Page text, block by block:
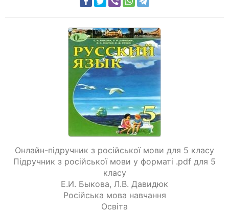
Онлайн-підручник з російської мови для 5 класу
Підручник з російської мови у форматі .pdf для 5
класу
Е.И. Быкова, Л.В. Давидюк
Російська мова навчання
Освіта